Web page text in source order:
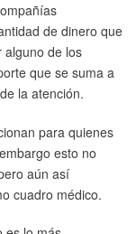
de dinero que
alguno de los
que se suma a
la atención.
para quienes
esto no
aún así
cuadro médico.